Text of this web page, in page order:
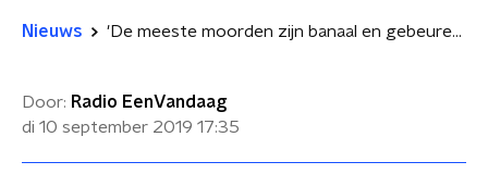
Nieuws 'De meeste moorden zijn banaal en gebeuren uit emotie'
Door: Radio EenVandaag
di 10 september 2019 17:35